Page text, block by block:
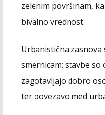
zelenim površinam,
bivalno vrednost.
Urbanistična zasnova
smernicam: stavbe
zagotavljajo dobro
ter povezavo med